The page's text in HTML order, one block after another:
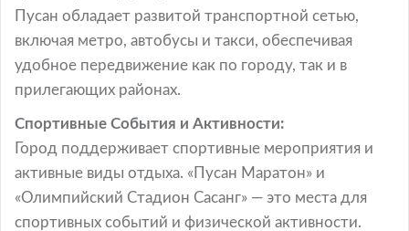
Пусан обладает развитой транспортной сетью,
включая метро, автобусы и такси, обеспечивая
удобное передвижение как по городу, так и в
прилегающих районах.
Спортивные События и Активности:
Город поддерживает спортивные мероприятия и
активные виды отдыха. «Пусан Маратон» и
«Олимпийский Стадион Сасанг» — это места для
спортивных событий и физической активности.